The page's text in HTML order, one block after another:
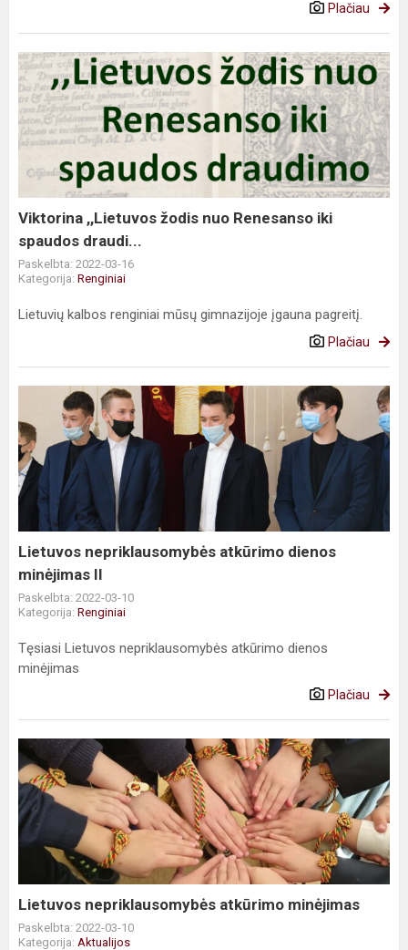
Plačiau
Viktorina
,,Lietuvos
žodis
nuo
Renesanso
iki
spaudos
draudi...
Viktorina ,,Lietuvos žodis nuo Renesanso iki
spaudos draudi...
Paskelbta: 2022-03-16
Kategorija: Renginiai
Lietuvių kalbos renginiai mūsų gimnazijoje įgauna pagreitį.
Plačiau
Lietuvos
nepriklausomybės
atkūrimo
dienos
minėjimas
Lietuvos nepriklausomybės atkūrimo dienos
minėjimas II
Paskelbta: 2022-03-10
Kategorija: Renginiai
Tęsiasi Lietuvos nepriklausomybės atkūrimo dienos
minėjimas
Plačiau
Lietuvos
nepriklausomybės
atkūrimo
minėjimas
Lietuvos nepriklausomybės atkūrimo minėjimas
Paskelbta: 2022-03-10
Kategorija: Aktualijos